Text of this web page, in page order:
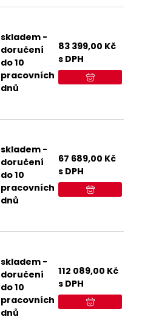
skladem -
doručení
do 10
pracovních
dnů
83 399,00 Kč
s DPH
skladem -
doručení
do 10
pracovních
dnů
67 689,00 Kč
s DPH
skladem -
doručení
do 10
pracovních
dnů
112 089,00 Kč
s DPH